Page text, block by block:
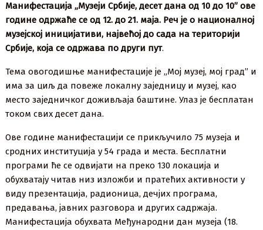
Манифестација „Музеји Србије, десет дана од 10 до 10” ове
године одржаће се од 12. до 21. маја. Реч је о националној
музејској иницијативи, највећој до сада на територији
Србије, која се одржава по други пут.
Тема овогодишње манифестације је „Мој музеј, мој град” и
има за циљ да повеже локалну заједницу и музеј, као
место заједничког доживљаја баштине. Улаз је бесплатан
током свих десет дана.
Ове године манифестацији се прикључило 75 музеја и
сродних институција у 54 града и места. Бесплатни
програми ће се одвијати на преко 130 локацијa и
обухватају читав низ изложби и пратећих активности у
виду презентација, радионица, дечјих програма,
предавања, јавних разговора и других садржаја.
Манифестација обухвата Међународни дан музеја (18.